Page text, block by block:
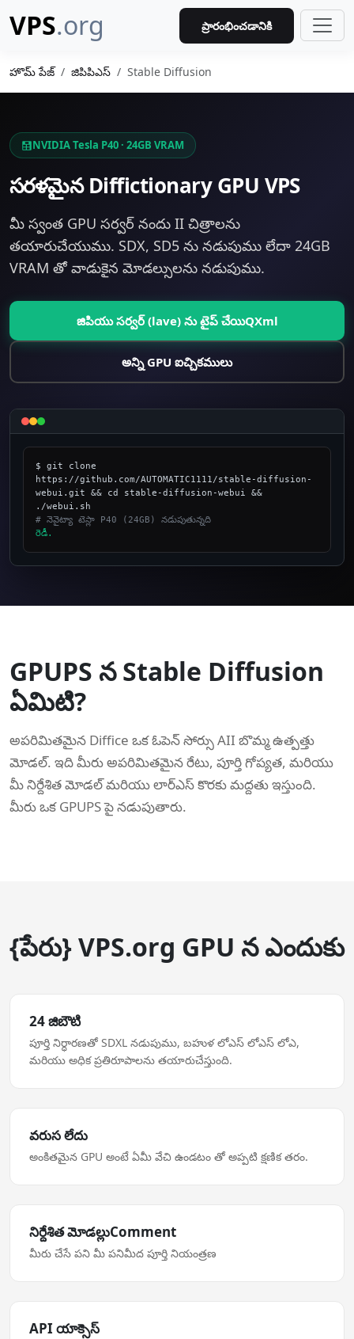
VPS.org ప్రారంభించడానికి
హొమ్ పేజ్ జిపిపిఎస్ Stable Diffusion
NVIDIA Tesla P40 · 24GB VRAM
సరళమైన Diffictionary GPU VPS
మీ స్వంత GPU సర్వర్ నందు II చిత్రాలను
తయారుచేయుము. SDX, SD5 ను నడుపుము లేదా 24GB
VRAM తో వాడుకైన మోడల్సులను నడుపుము.
జిపియు సర్వర్ (lave) ను టైప్ చేయిQXml
అన్ని GPU ఐచ్చికములు
$ git clone
https://github.com/AUTOMATIC1111/stable-diffusion-
webui.git && cd stable-diffusion-webui &&
# నెవైట్యా టెస్లా P40 (24GB) నడుపుతున్నది
రెడీ.
GPUPS న Stable Diffusion
ఏమిటి?
అపరిమితమైన Diffice ఒక ఓపెన్ సోర్సు AII బొమ్మ ఉత్పత్తు
మోడల్. ఇది మీరు అపరిమితమైన రేటు, పూర్తి గోప్యత, మరియు
మీ నిర్దేశిత మోడల్ మరియు లార్ఎస్ కొరకు మద్దతు ఇస్తుంది.
మీరు ఒక GPUPS పై నడుపుతారు.
{పేరు} VPS.org GPU న ఎందుకు
24 జిబౌటి
పూర్తి నిర్ధారణతో SDXL నడుపుము, బహుళ లోఎస్ లోఎస్ లోఎ,
మరియు అధిక ప్రతిరూపాలను తయారుచేస్తుంది.
వరుస లేదు
అంకితమైన GPU అంటే ఏమీ వేచి ఉండటం తో అప్పటి క్షణిక తరం.
నిర్దేశిత మోడల్లుComment
మీరు చేసే పని మీ పనిమీద పూర్తి నియంత్రణ
API యాక్సెస్